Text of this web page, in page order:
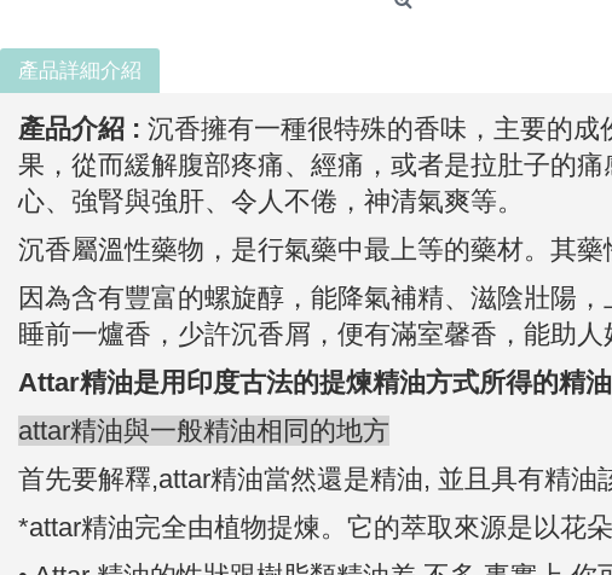
產品詳細介紹
產品介紹 : 沉香擁有一種很特殊的香味，主要的
果，從而緩解腹部疼痛、經痛，或者是拉肚子的
心、強腎與強肝、令人不倦，神清氣爽等。
沉香屬溫性藥物，是行氣藥中最上等的藥材。其
因為含有豐富的螺旋醇，能降氣補精、滋陰壯陽
睡前一爐香，少許沉香屑，便有滿室馨香，能助人
Attar精油是用印度古法的提煉精油方式所得的精油
attar精油與一般精油相同的地方
首先要解釋,attar精油當然還是精油, 並且具有精油
*attar精油完全由植物提煉。它的萃取來源是以花